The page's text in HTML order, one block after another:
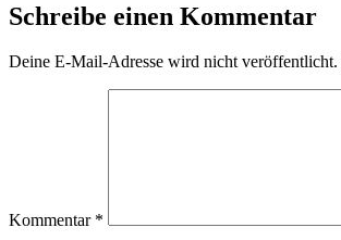
Schreibe einen Kommentar
Deine E-Mail-Adresse wird nicht veröffentlicht.
Kommentar *